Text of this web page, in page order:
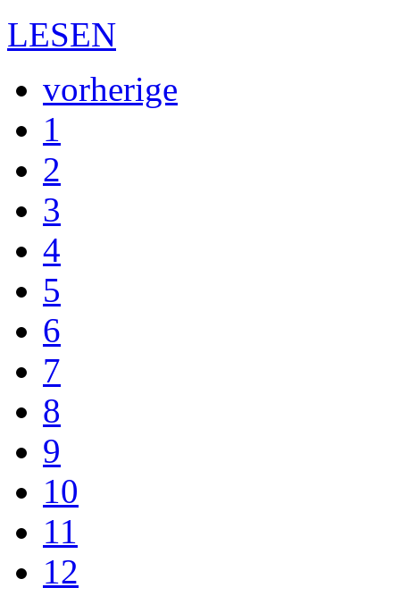
LESEN
vorherige
1
2
3
4
5
6
7
8
9
10
11
12